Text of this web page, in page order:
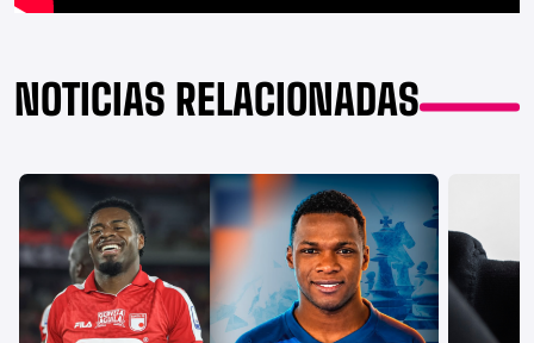
NOTICIAS RELACIONADAS